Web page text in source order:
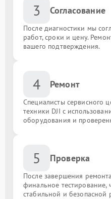
3 Согласование
После диагностики мы
работ, сроки и цену.
вашего подтверждения.
4 Ремонт
Специалисты сервисного
техники DJI с
оборудования и
5 Проверка
После завершения
финальное тестирование,
стабильной и безопасной